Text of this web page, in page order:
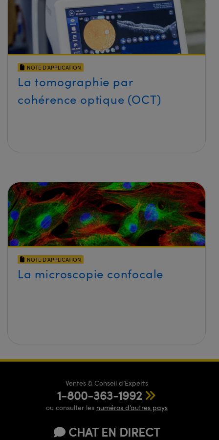
NOTE D’APPLICATION
La tomographie par
cohérence optique (OCT)
NOTE D’APPLICATION
La microscopie confocale
Ventes & Conseil d’Experts
1-800-363-1992
ou consulter les numéros d’autres pays
CHAT EN DIRECT